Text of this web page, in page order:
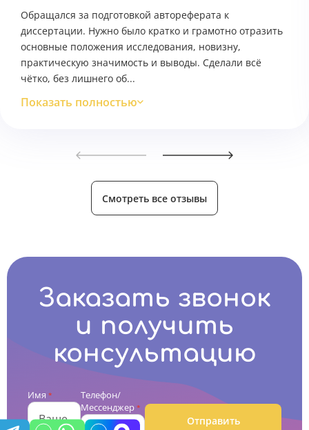
Обращался за подготовкой автореферата к
диссертации. Нужно было кратко и грамотно отразить
основные положения исследования, новизну,
практическую значимость и выводы. Сделали всё
чётко, без лишнего об...
Показать полностью
Смотреть все отзывы
Заказать звонок
и получить
консультацию
Имя *
Телефон/
Мессенджер *
Отправить